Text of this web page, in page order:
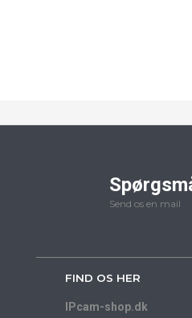
Send os en mail
FIND OS HER
IPcam-shop.dk